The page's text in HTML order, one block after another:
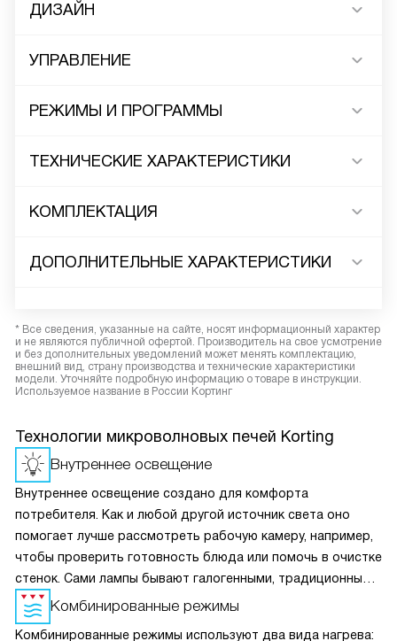
ДИЗАЙН
УПРАВЛЕНИЕ
РЕЖИМЫ И ПРОГРАММЫ
ТЕХНИЧЕСКИЕ ХАРАКТЕРИСТИКИ
КОМПЛЕКТАЦИЯ
ДОПОЛНИТЕЛЬНЫЕ ХАРАКТЕРИСТИКИ
* Все сведения, указанные на сайте, носят информационный характер
и не являются публичной офертой. Производитель на свое усмотрение
и без дополнительных уведомлений может менять комплектацию,
внешний вид, страну производства и технические характеристики
модели. Уточняйте подробную информацию о товаре в инструкции.
Используемое название в России Кортинг
Технологии микроволновых печей Korting
Внутреннее освещение
Внутреннее освещение создано для комфорта
потребителя. Как и любой другой источник света оно
помогает лучше рассмотреть рабочую камеру, например,
чтобы проверить готовность блюда или помочь в очистке
стенок. Сами лампы бывают галогенными, традиционные
лампы накаливания, а также светодиодные. Конкретный
вид зависит от особенностей техники.
Комбинированные режимы
Комбинированные режимы используют два вида нагрева: